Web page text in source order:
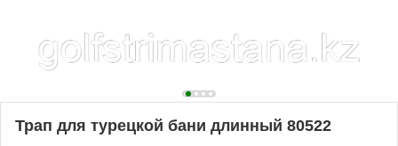
Трап для турецкой бани длинный 80522